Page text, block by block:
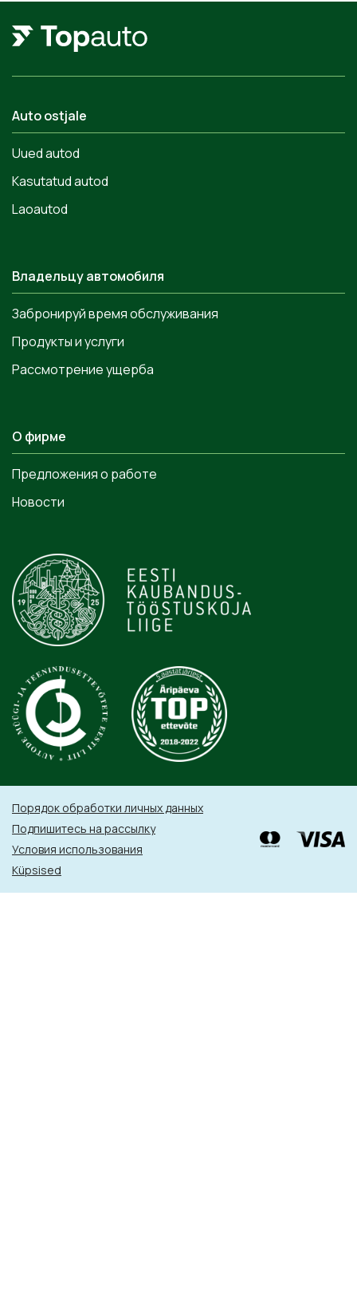
Auto ostjale
Uued autod
Kasutatud autod
Laoautod
Владельцу автомобиля
Забронируй время обслуживания
Продукты и услуги
Рассмотрение ущерба
О фирме
Предложения о работе
Новости
Порядок обработки личных данных
Подпишитесь на рассылку
Условия использования
Küpsised